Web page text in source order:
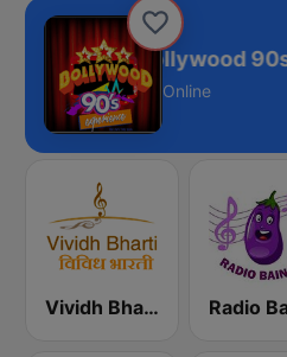
Radio Retro Bollywood 90s
Online
Vividh Bharti (विविध भारती)